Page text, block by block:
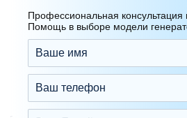
Профессиональная
Помощь в выборе модели